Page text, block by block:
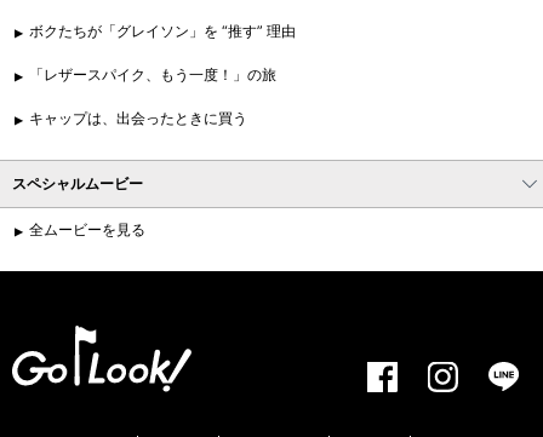
ボクたちが「グレイソン」を “推す” 理由
「レザースパイク、もう一度！」の旅
キャップは、出会ったときに買う
スペシャルムービー
全ムービーを見る